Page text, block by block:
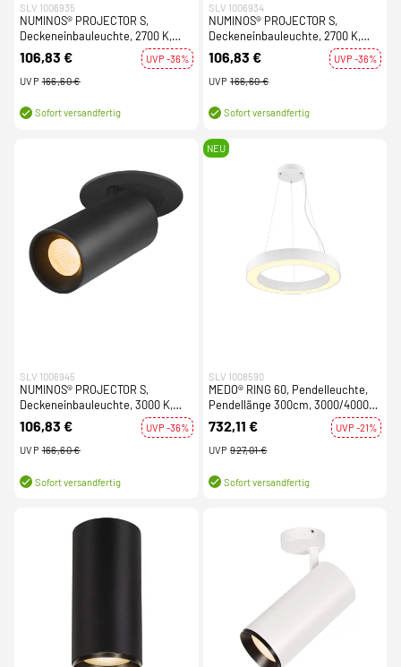
SLV 1006935
NUMINOS® PROJECTOR S,
Deckeneinbauleuchte, 2700 K,
40°, zylindrisch, weiß / chrom
106,83 €
UVP -36%
UVP 166,60 €
Sofort versandfertig
SLV 1006934
NUMINOS® PROJECTOR S,
Deckeneinbauleuchte, 2700 K,
40°, zylindrisch, weiß / weiß
106,83 €
UVP -36%
UVP 166,60 €
Sofort versandfertig
SLV 1006945
NUMINOS® PROJECTOR S,
Deckeneinbauleuchte, 3000 K,
55°, zylindrisch, schwarz /
schwarz
106,83 €
UVP -36%
UVP 166,60 €
Sofort versandfertig
NEU
SLV 1008590
MEDO® RING 60, Pendelleuchte,
Pendellänge 300cm, 3000/4000K,
110°, DALI, Touch, weiß
732,11 €
UVP -21%
UVP 927,01 €
Sofort versandfertig